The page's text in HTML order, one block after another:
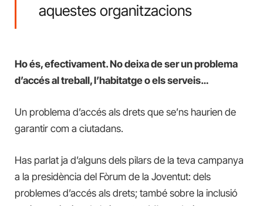
aquestes organitzacions
Ho és, efectivament. No deixa de ser un problema
d’accés al treball, l’habitatge o els serveis…
Un problema d’accés als drets que se’ns haurien de
garantir com a ciutadans.
Has parlat ja d’alguns dels pilars de la teva campanya
a la presidència del Fòrum de la Joventut: dels
problemes d’accés als drets; també sobre la inclusió